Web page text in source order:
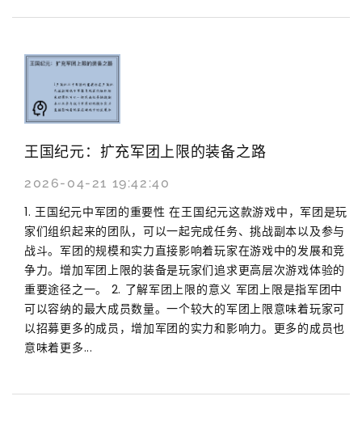
王国纪元：扩充军团上限的装备之路
2026-04-21 19:42:40
1. 王国纪元中军团的重要性 在王国纪元这款游戏中，军团是玩
家们组织起来的团队，可以一起完成任务、挑战副本以及参与
战斗。军团的规模和实力直接影响着玩家在游戏中的发展和竞
争力。增加军团上限的装备是玩家们追求更高层次游戏体验的
重要途径之一。 2. 了解军团上限的意义 军团上限是指军团中
可以容纳的最大成员数量。一个较大的军团上限意味着玩家可
以招募更多的成员，增加军团的实力和影响力。更多的成员也
意味着更多...